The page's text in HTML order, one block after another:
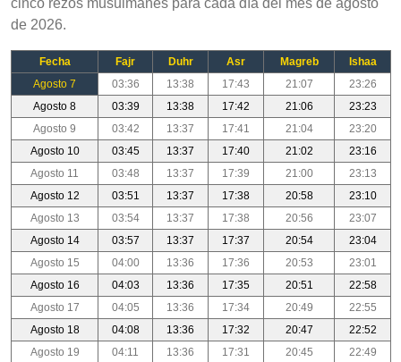
cinco rezos musulmanes para cada día del mes de agosto
de 2026.
Fecha Fajr Duhr Asr Magreb
Ishaa
Agosto 7
03:36 13:38 17:43 21:07
23:26
Agosto 8
03:39 13:38 17:42 21:06
23:23
Agosto 9
03:42 13:37 17:41 21:04
23:20
Agosto 10
03:45 13:37 17:40 21:02
23:16
Agosto 11
03:48 13:37 17:39 21:00
23:13
Agosto 12
03:51 13:37 17:38 20:58
23:10
Agosto 13
03:54 13:37 17:38 20:56
23:07
Agosto 14
03:57 13:37 17:37 20:54
23:04
Agosto 15
04:00 13:36 17:36 20:53
23:01
Agosto 16
04:03 13:36 17:35 20:51
22:58
Agosto 17
04:05 13:36 17:34 20:49
22:55
Agosto 18
04:08 13:36 17:32 20:47
22:52
Agosto 19
04:11 13:36 17:31 20:45
22:49